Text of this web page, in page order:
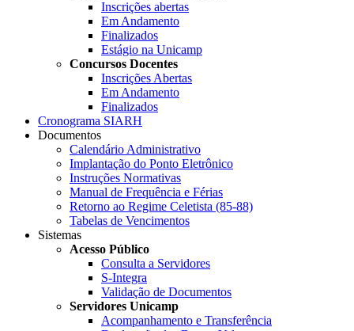
Inscrições abertas
Em Andamento
Finalizados
Estágio na Unicamp
Concursos Docentes
Inscrições Abertas
Em Andamento
Finalizados
Cronograma SIARH
Documentos
Calendário Administrativo
Implantação do Ponto Eletrônico
Instruções Normativas
Manual de Frequência e Férias
Retorno ao Regime Celetista (85-88)
Tabelas de Vencimentos
Sistemas
Acesso Público
Consulta a Servidores
S-Integra
Validação de Documentos
Servidores Unicamp
Acompanhamento e Transferência